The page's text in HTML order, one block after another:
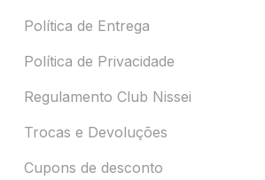
Política de Entrega
Política de Privacidade
Regulamento Club Nissei
Trocas e Devoluções
Cupons de desconto